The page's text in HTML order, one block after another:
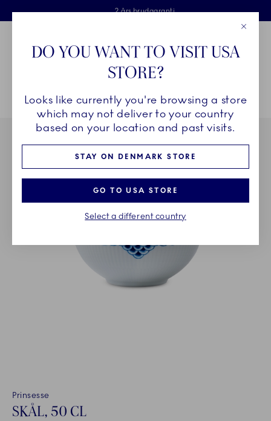
Skip Navigation
Fri levering ved køb over 500 kr. og fri retur
Gratis gaveindpakning
2 års brudgaranti
Royal Copenhagen
Breadcrumb Headlinesss
HjemSTEL Stel Prinsesse Prinsesse vase, 17 cm
Prinsesse
SKÅL, 50 CL
DO YOU WANT TO VISIT USA
STORE?
Looks like currently you're browsing a store
which may not deliver to your country
based on your location and past visits.
STAY ON DENMARK STORE
GO TO USA STORE
Select a different country